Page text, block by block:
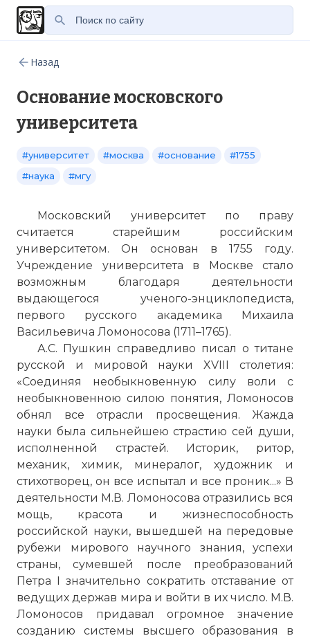
Назад
Основание московского
университета
#университет #москва #основание
#1755
#наука
#мгу
Московский университет по праву
считается старейшим российским
университетом. Он основан в 1755 году.
Учреждение университета в Москве стало
возможным благодаря деятельности
выдающегося ученого-энциклопедиста,
первого русского академика Михаила
Васильевича Ломоносова (1711–1765).
А.С. Пушкин справедливо писал о титане
русской и мировой науки XVIII столетия:
«Соединяя необыкновенную силу воли с
необыкновенною силою понятия, Ломоносов
обнял все отрасли просвещения. Жажда
науки была сильнейшею страстию сей души,
исполненной страстей. Историк, ритор,
механик, химик, минералог, художник и
стихотворец, он все испытал и все проник...» В
деятельности М.В. Ломоносова отразились вся
мощь, красота и жизнеспособность
российской науки, вышедшей на передовые
рубежи мирового научного знания, успехи
страны, сумевшей после преобразований
Петра I значительно сократить отставание от
ведущих держав мира и войти в их число. М.В.
Ломоносов придавал огромное значение
созданию системы высшего образования в